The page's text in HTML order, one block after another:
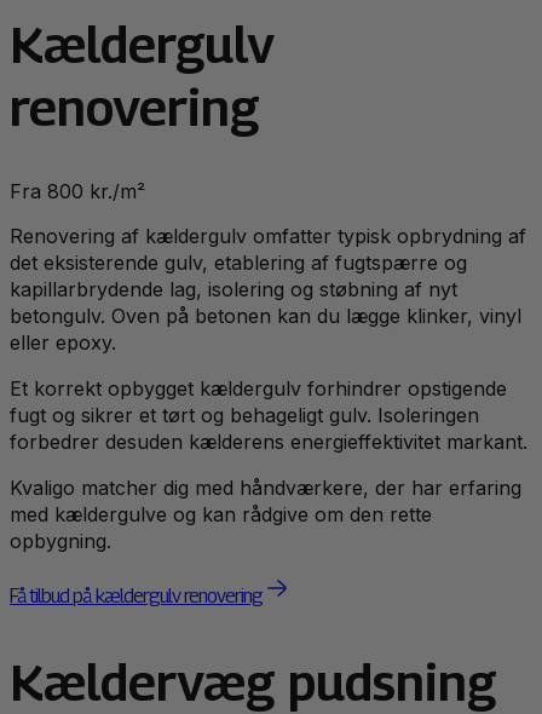
Kældergulv
renovering
Fra 800 kr./m²
Renovering af kældergulv omfatter typisk opbrydning af
det eksisterende gulv, etablering af fugtspærre og
kapillarbrydende lag, isolering og støbning af nyt
betongulv. Oven på betonen kan du lægge klinker, vinyl
eller epoxy.
Et korrekt opbygget kældergulv forhindrer opstigende
fugt og sikrer et tørt og behageligt gulv. Isoleringen
forbedrer desuden kælderens energieffektivitet markant.
Kvaligo matcher dig med håndværkere, der har erfaring
med kældergulve og kan rådgive om den rette
opbygning.
Få tilbud på kældergulv renovering
Kældervæg pudsning